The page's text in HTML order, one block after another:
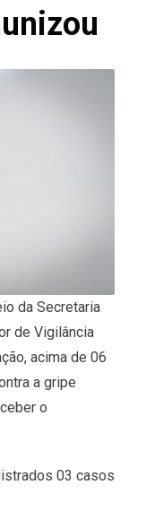
da Secretaria
de Vigilância
acima de 06
a gripe
o
03 casos